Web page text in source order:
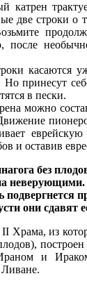
катрен
две строки о
после
касаются
Но принесут
в пески.
можно
и оставив
без
неверующими.
подвергнется
они сдавят
II Храма, из
плодов),
и